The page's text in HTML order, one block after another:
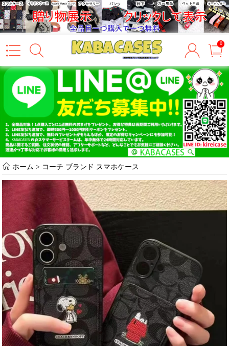
0
ホーム > コーチ ブランド スマホケース